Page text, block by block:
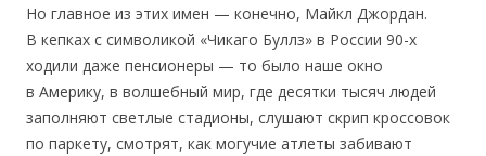
Но главное из этих имен — конечно, Майкл Джордан.
В кепках с символикой «Чикаго Буллз» в России 90-х
ходили даже пенсионеры — то было наше окно
в Америку, в волшебный мир, где десятки тысяч людей
заполняют светлые стадионы, слушают скрип кроссовок
по паркету, смотрят, как могучие атлеты забивают